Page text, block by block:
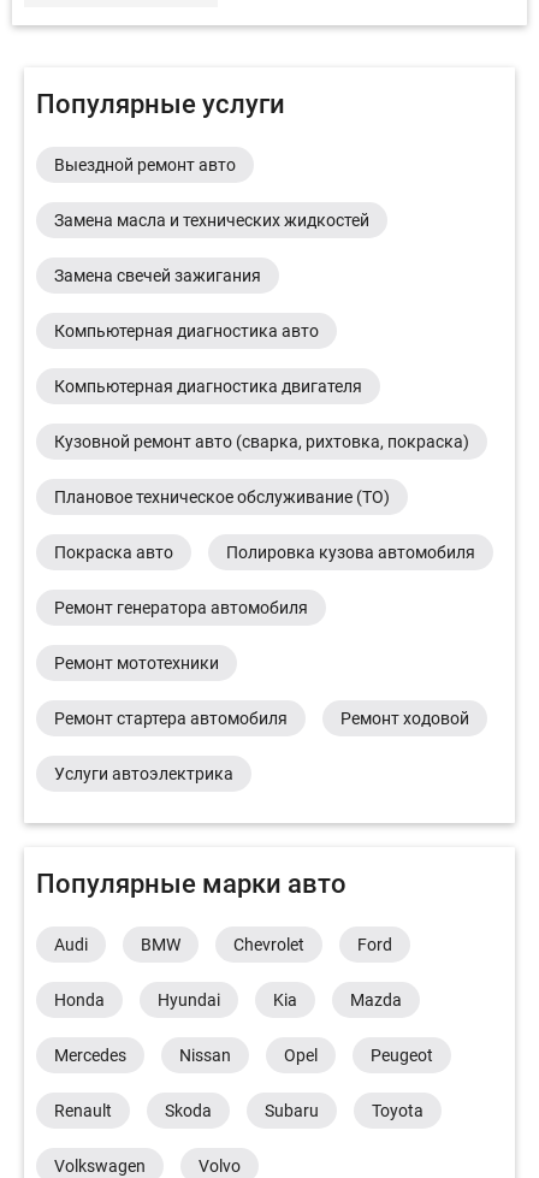
Популярные услуги
Выездной ремонт авто
Замена масла и технических жидкостей
Замена свечей зажигания
Компьютерная диагностика авто
Компьютерная диагностика двигателя
Кузовной ремонт авто (сварка, рихтовка, покраска)
Плановое техническое обслуживание (ТО)
Покраска авто Полировка кузова автомобиля
Ремонт генератора автомобиля
Ремонт мототехники
Ремонт стартера автомобиля Ремонт ходовой
Услуги автоэлектрика
Популярные марки авто
Audi BMW Chevrolet Ford
Honda Hyundai Kia Mazda
Mercedes Nissan Opel Peugeot
Renault Skoda Subaru Toyota
Volkswagen Volvo